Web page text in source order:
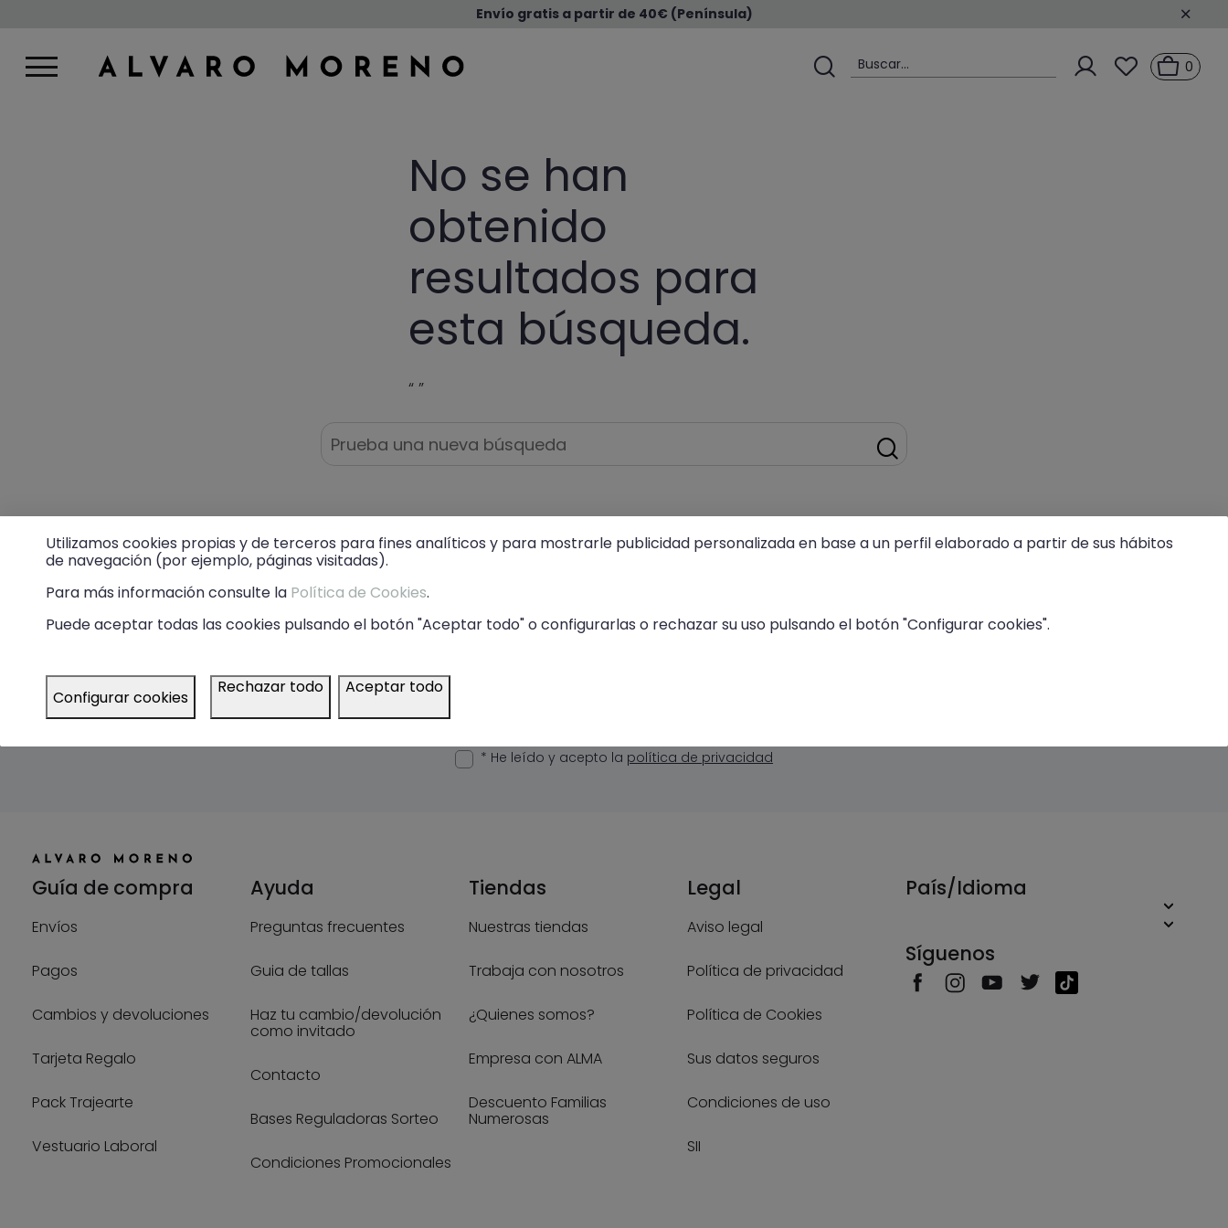
Envío gratis a partir de 40€ (Península)
Buscar... 0
No se han
obtenido
resultados para
esta búsqueda.
“ ”
Suscríbete a nuestra Newsletter
* He leído y acepto la política de privacidad
Guía de compra
Envíos
Pagos
Cambios y devoluciones
Tarjeta Regalo
Pack Trajearte
Vestuario Laboral
Ayuda
Preguntas frecuentes
Guia de tallas
Haz tu cambio/devolución
como invitado
Contacto
Bases Reguladoras Sorteo
Condiciones Promocionales
Tiendas
Nuestras tiendas
Trabaja con nosotros
¿Quienes somos?
Empresa con ALMA
Descuento Familias
Numerosas
Legal
Aviso legal
Política de privacidad
Política de Cookies
Sus datos seguros
Condiciones de uso
SII
País/Idioma
Síguenos
Utilizamos cookies propias y de terceros para fines analíticos y para mostrarle publicidad personalizada en base a un perfil elaborado a partir de sus hábitos
de navegación (por ejemplo, páginas visitadas).
Para más información consulte la Política de Cookies.
Puede aceptar todas las cookies pulsando el botón "Aceptar todo" o configurarlas o rechazar su uso pulsando el botón "Configurar cookies".
Configurar cookies Rechazar todo Aceptar todo